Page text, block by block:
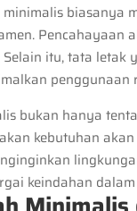
biasanya
Pencahayaan
itu, tata letak
bukan hanya
kebutuhan
keindahan